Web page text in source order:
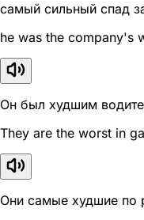
самый сильный спад
he was the company's
Он был худшим
They are the worst in
Они самые худшие по